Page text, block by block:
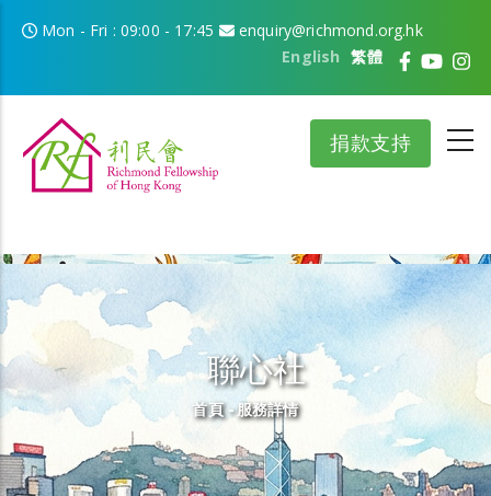
Mon - Fri : 09:00 - 17:45
enquiry@richmond.org.hk
繁體
English
捐款支持
聯心社
導航連結
首頁 -服務詳情